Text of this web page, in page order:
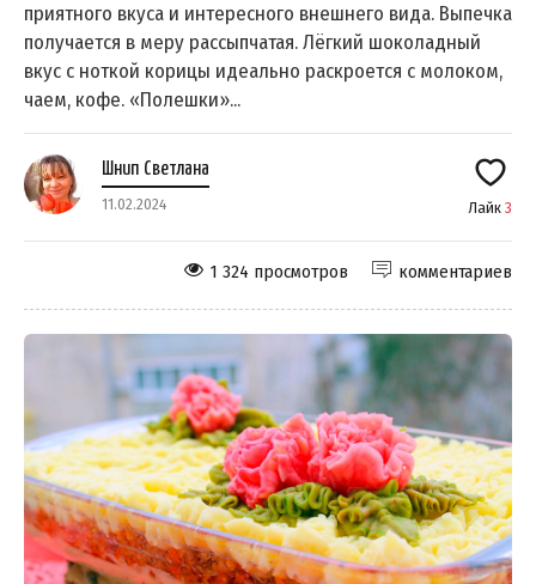
приятного вкуса и интересного внешнего вида. Выпечка
получается в меру рассыпчатая. Лёгкий шоколадный
вкус с ноткой корицы идеально раскроется с молоком,
чаем, кофе. «Полешки»...
Шнип Светлана
11.02.2024 Лайк 3
комментариев
1 324 просмотров